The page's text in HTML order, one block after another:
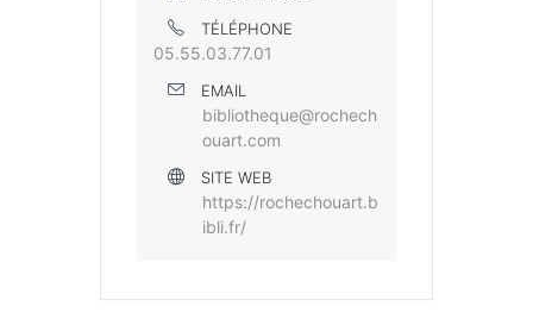
TÉLÉPHONE
05.55.03.77.01
EMAIL
bibliotheque@rochech
ouart.com
SITE WEB
https://rochechouart.b
ibli.fr/